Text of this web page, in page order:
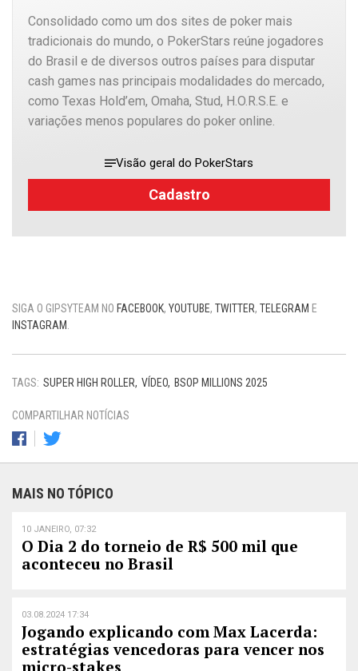
Consolidado como um dos sites de poker mais
tradicionais do mundo, o PokerStars reúne jogadores
do Brasil e de diversos outros países para disputar
cash games nas principais modalidades do mercado,
como Texas Hold’em, Omaha, Stud, H.O.R.S.E. e
variações menos populares do poker online.
Visão geral do PokerStars
Cadastro
SIGA O GIPSYTEAM NO FACEBOOK, YOUTUBE, TWITTER, TELEGRAM E
INSTAGRAM
TAGS: SUPER HIGH ROLLER VÍDEO BSOP MILLIONS 2025
COMPARTILHAR NOTÍCIAS
MAIS NO TÓPICO
10 JANEIRO, 07:32
O Dia 2 do torneio de R$ 500 mil que
aconteceu no Brasil
03.08.2024 17:34
Jogando explicando com Max Lacerda:
estratégias vencedoras para vencer nos
micro-stakes